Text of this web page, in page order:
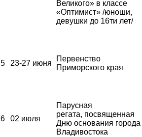
Великого» в классе
«Оптимист» /юноши,
девушки до 16ти лет/
5 23-27 июня
Первенство
Приморского края
6 02 июля
Парусная
регата, посвященная
Дню основания города
Владивостока